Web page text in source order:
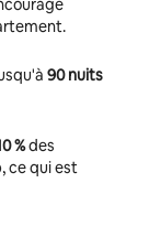
90 nuits
%des
ce qui est